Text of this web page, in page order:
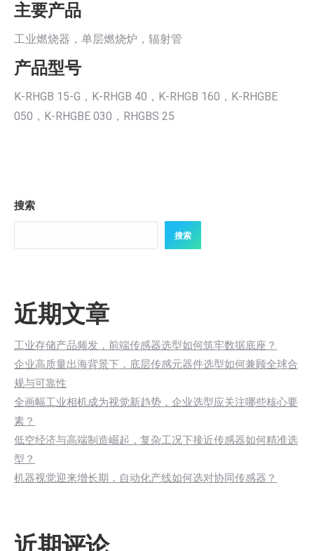
主要产品
工业燃烧器，单层燃烧炉，辐射管
产品型号
K-RHGB 15-G，K-RHGB 40，K-RHGB 160，K-RHGBE
050，K-RHGBE 030，RHGBS 25
搜索
搜索
近期文章
工业存储产品频发，前端传感器选型如何筑牢数据底座？
企业高质量出海背景下，底层传感元器件选型如何兼顾全球合
规与可靠性
全画幅工业相机成为视觉新趋势，企业选型应关注哪些核心要
素？
低空经济与高端制造崛起，复杂工况下接近传感器如何精准选
型？
机器视觉迎来增长期，自动化产线如何选对协同传感器？
近期评论